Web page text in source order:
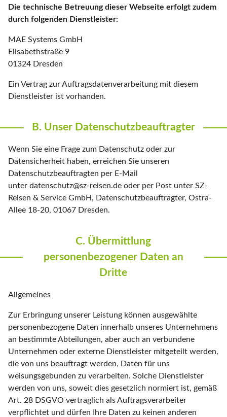
Die technische Betreuung dieser Webseite erfolgt zudem
durch folgenden Dienstleister:
MAE Systems GmbH
Elisabethstraße 9
01324 Dresden
Ein Vertrag zur Auftragsdatenverarbeitung mit diesem
Dienstleister ist vorhanden.
B. Unser Datenschutzbeauftragter
Wenn Sie eine Frage zum Datenschutz oder zur
Datensicherheit haben, erreichen Sie unseren
Datenschutzbeauftragten per E-Mail
unter datenschutz@sz-reisen.de oder per Post unter SZ-
Reisen & Service GmbH, Datenschutzbeauftragter, Ostra-
Allee 18-20, 01067 Dresden.
C. Übermittlung
personenbezogener Daten an
Dritte
Allgemeines
Zur Erbringung unserer Leistung können ausgewählte
personenbezogene Daten innerhalb unseres Unternehmens
an bestimmte Abteilungen, aber auch an verbundene
Unternehmen oder externe Dienstleister mitgeteilt werden,
die von uns beauftragt werden, Daten für uns
weisungsgebunden zu verarbeiten. Solche Dienstleister
werden von uns, soweit dies gesetzlich normiert ist, gemäß
Art. 28 DSGVO vertraglich als Auftragsverarbeiter
verpflichtet und dürfen Ihre Daten zu keinen anderen